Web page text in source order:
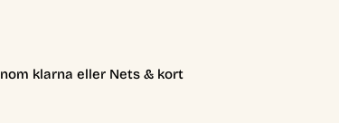
klarna eller Nets & kort